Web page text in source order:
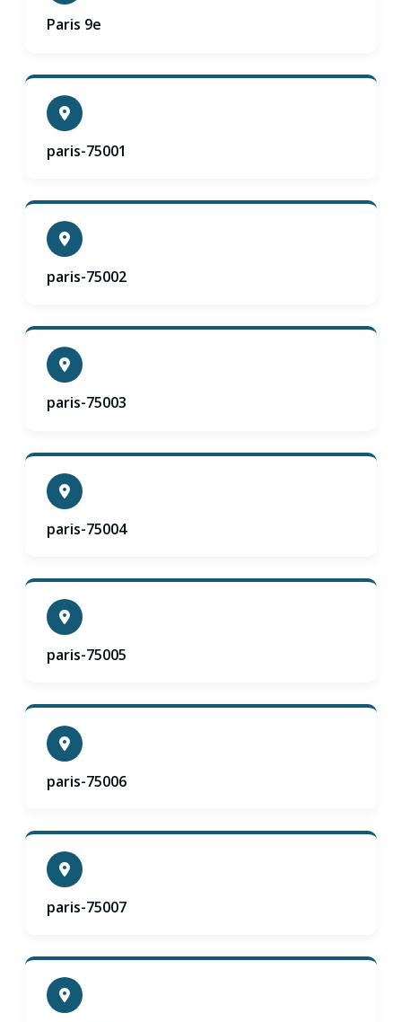
Paris 9e
paris-75001
paris-75002
paris-75003
paris-75004
paris-75005
paris-75006
paris-75007